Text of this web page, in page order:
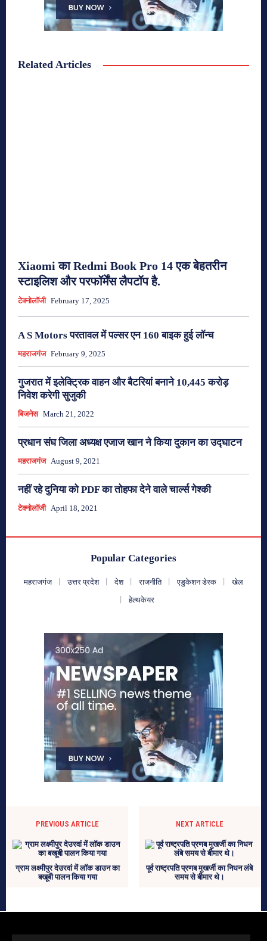
Related Articles
Xiaomi का Redmi Book Pro 14 एक बेहतरीन
स्टाइलिश और परफॉर्मेंस लैपटॉप है.
टेक्नोलॉजी February 17, 2025
A S Motors परतावल में पल्सर एन 160 बाइक हुई लॉन्च
महराजगंज February 9, 2025
गुजरात में इलेक्ट्रिक वाहन और बैटरियां बनाने 10,445 करोड़
निवेश करेगी सुजुकी
बिजनेस March 21, 2022
प्रधान संघ जिला अध्यक्ष एजाज खान ने किया दुकान का उद्घाटन
महराजगंज August 9, 2021
नहीं रहे दुनिया को PDF का तोहफा देने वाले चार्ल्स गेश्की
टेक्नोलॉजी April 18, 2021
Popular Categories
महराजगंज उत्तर प्रदेश देश राजनीति एडुकेशन डेस्क
खेल
हेल्थकेयर
PREVIOUS ARTICLE
ग्राम लक्ष्मीपुर देउरवां में लॉक डाउन का
बखूबी पालन किया गया
NEXT ARTICLE
पूर्व राष्ट्रपति प्रणब मुखर्जी का निधन लंबे
समय से बीमार थे।